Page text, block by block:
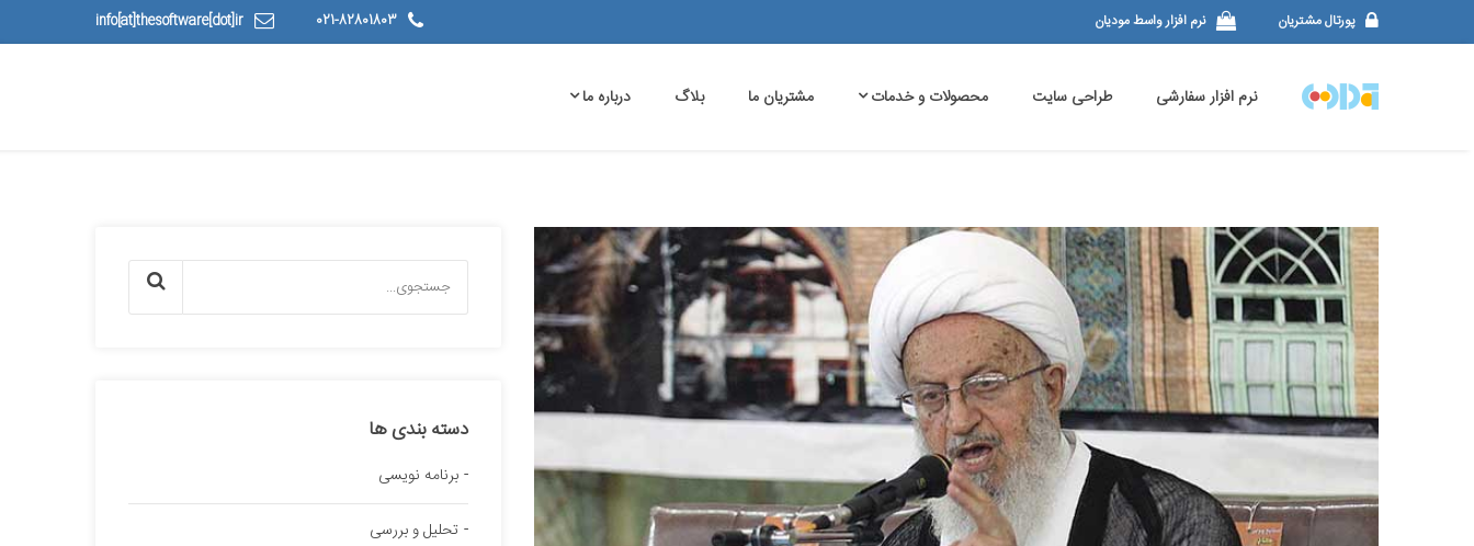
پورتال مشتریان نرم افزار واسط مودیان 021-82801803
info[at]thesoftware[dot]ir
نرم افزار سفارشی طراحی سایت محصولات و خدمات مشتریان ما بلاگ درباره ما
دسته بندی ها
برنامه نویسی
تحلیل و بررسی